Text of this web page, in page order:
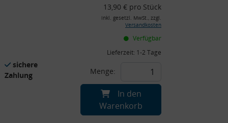
sichere
Zahlung
13,90 € pro Stück
inkl. gesetzl. MwSt., zzgl.
Versandkosten
Verfügbar
Lieferzeit: 1-2 Tage
Menge:
In den
Warenkorb